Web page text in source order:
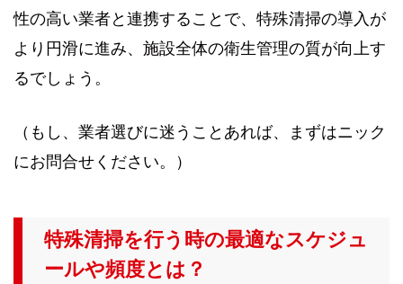
性の高い業者と連携することで、特殊清掃の導入が
より円滑に進み、施設全体の衛生管理の質が向上す
るでしょう。
（もし、業者選びに迷うことあれば、まずはニック
にお問合せください。）
特殊清掃を行う時の最適なスケジュ
ールや頻度とは？